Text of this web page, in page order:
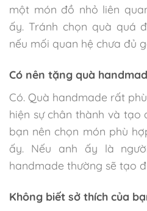
một món đồ nhỏ liên
ấy. Tránh chọn quà quá
nếu mối quan hệ chưa đủ
Có nên tặng quà
Có. Quà handmade rất
hiện sự chân thành và tạo
bạn nên chọn món phù
ấy. Nếu anh ấy là
handmade thường sẽ tạo
Không biết sở thích của